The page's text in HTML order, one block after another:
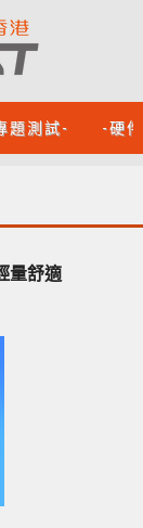
題測試- -硬
量舒適